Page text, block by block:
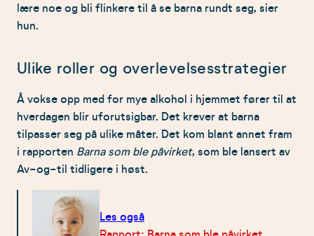
lære noe og bli flinkere til å se barna rundt seg, sier
hun.
Ulike roller og overlevelsesstrategier
Å vokse opp med for mye alkohol i hjemmet fører til at
hverdagen blir uforutsigbar. Det krever at barna
tilpasser seg på ulike måter. Det kom blant annet fram
i rapporten Barna som ble påvirket, som ble lansert av
Av-og-til tidligere i høst.
Les også